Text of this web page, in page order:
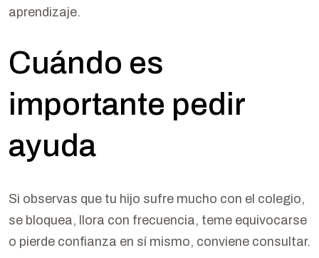
aprendizaje.
Cuándo es
importante pedir
ayuda
Si observas que tu hijo sufre mucho con el colegio,
se bloquea, llora con frecuencia, teme equivocarse
o pierde confianza en sí mismo, conviene consultar.